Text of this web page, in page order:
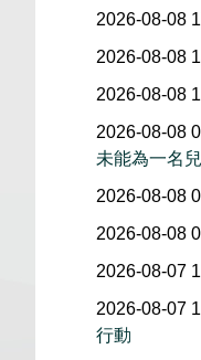
2026-08-08
2026-08-08
2026-08-08
2026-08-08
未能為一名
2026-08-08
2026-08-08
2026-08-07
2026-08-07
行動